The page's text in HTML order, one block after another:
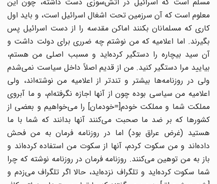
معلوم است که آن سرزمین تحت اشغال اسرائیل است، و باید اول
کارى که مسلمانان بکنند اماکن مقدسه را از دست اسرائیل پس
بگیرند. اما اعلامیه که من نوشتم چه ضررى براى دولت داشت و
آن سید بیچاره را دستگیر کرده‌‌اید و مسبب اصلى من هستم،
بیایید مرا دستگیر کنید. من از قدیم اصلاً داخل سیاست نمی‌شدم
ولى در روزنامه‌‌ها بیشتر و تندتر از اعلامیه من نوشته‌‌اند، ولى
اعلامیه من سیاسى بوده چون از آنها اجازه نگرفته‌‌ام، و ما آبروى
مملکت شما و مملکت خودم[=خودمان] را می‌خواهیم و بعضى از
کشورها که بر ضد ما صحبت می‌کنند آنها بدانند که شما با ما
هستید (غرض عراق بود) اما در روزنامه فرمان به من فحش
داده‌‌اند و من سکوت کردم، آنها از سکوت من استفاده کرده‌‌اند و
باز به من توهین می‌کنند. روزنامه فرمان در روزنامه نوشته که چرا
شما سکوت کرده‌‌اید و تلگراف نزده‌‌اید، حالا اگر تلگراف می‌زدم و